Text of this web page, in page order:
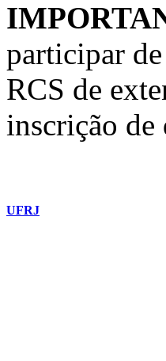
participar
RCS de
inscrição
UFRJ